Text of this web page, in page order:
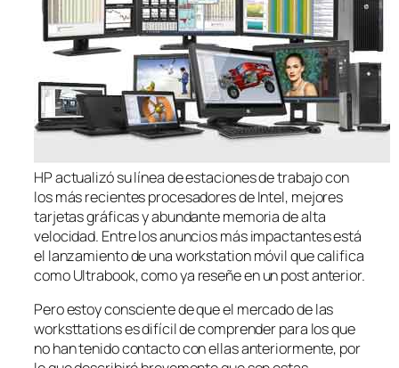
HP actualizó su línea de estaciones de trabajo con
los más recientes procesadores de Intel, mejores
tarjetas gráficas y abundante memoria de alta
velocidad. Entre los anuncios más impactantes está
el lanzamiento de una workstation móvil que califica
como Ultrabook, como ya reseñe en un post anterior.
Pero estoy consciente de que el mercado de las
worksttations es difícil de comprender para los que
no han tenido contacto con ellas anteriormente, por